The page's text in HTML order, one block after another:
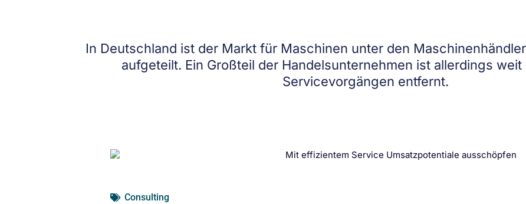
In Deutschland ist der Markt für Maschinen unter den
aufgeteilt. Ein Großteil der Handelsunternehmen ist allerdings weit
Servicevorgängen entfernt.
Consulting